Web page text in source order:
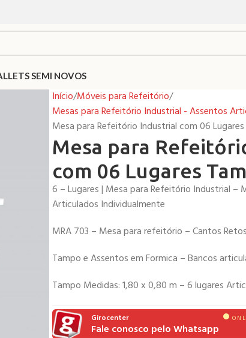
SEMI NOVOS
Início Móveis para Refeitório
Mesas para Refeitório Industrial - Assentos
Mesa para Refeitório Industrial com 06
Mesa para
com 06 Lugares
6 – Lugares | Mesa para Refeitório Industrial –
Articulados Individualmente
MRA 703 – Mesa para refeitório – Cantos Retos
Tampo e Assentos em Formica – Bancos
Tampo Medidas: 1,80 x 0,80 m – 6 lugares
Girocenter
Fale conosco pelo Whatsapp